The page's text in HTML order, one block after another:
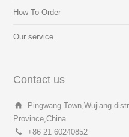
How To Order
Our service
Contact us
Pingwang Town,Wujiang
Province,China
+86 21 60240852